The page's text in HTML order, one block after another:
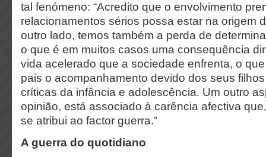
tal fenómeno: “Acredito que o envolvimento
relacionamentos sérios possa estar na origem
outro lado, temos também a perda de
o que é em muitos casos uma consequência
vida acelerado que a sociedade enfrenta, o
pais o acompanhamento devido dos seus
críticas da infância e adolescência. Um outro
opinião, está associado à carência afectiva
se atribui ao factor guerra.”
A guerra do quotidiano